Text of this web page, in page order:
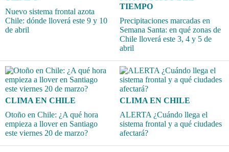
Nuevo sistema frontal azota
Chile: dónde lloverá este 9 y 10
de abril
TIEMPO
Precipitaciones marcadas en
Semana Santa: en qué zonas de
Chile lloverá este 3, 4 y 5 de
abril
CLIMA EN CHILE
Otoño en Chile: ¿A qué hora
empieza a llover en Santiago
este viernes 20 de marzo?
CLIMA EN CHILE
ALERTA ¿Cuándo llega el
sistema frontal y a qué ciudades
afectará?